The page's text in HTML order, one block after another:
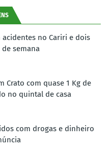
no Cariri e dois
semana
Crato com quase 1 Kg de
no quintal de casa
com drogas e dinheiro